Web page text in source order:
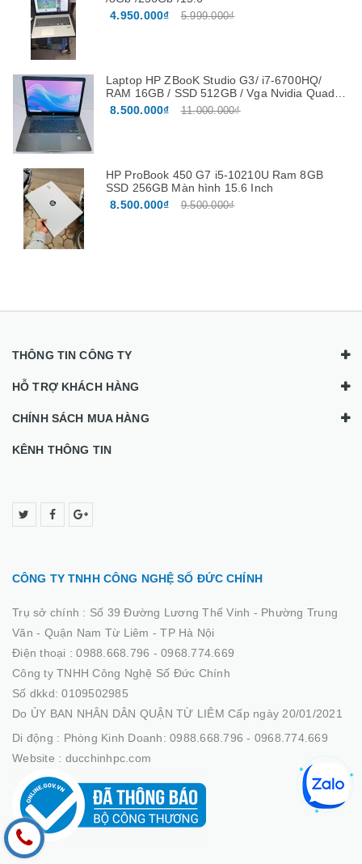
4.950.000₫
5.999.000₫
Laptop HP ZBooK Studio G3/ i7-6700HQ/
RAM 16GB / SSD 512GB / Vga Nvidia Quadro
M1000M 4G màn 15.6”FHD
8.500.000₫ 11.000.000₫
HP ProBook 450 G7 i5-10210U Ram 8GB
SSD 256GB Màn hình 15.6 Inch
8.500.000₫
9.500.000₫
THÔNG TIN CÔNG TY
HỖ TRỢ KHÁCH HÀNG
CHÍNH SÁCH MUA HÀNG
KÊNH THÔNG TIN
CÔNG TY TNHH CÔNG NGHỆ SỐ ĐỨC CHÍNH
Trụ sở chính : Số 39 Đường Lương Thế Vinh - Phường Trung
Văn - Quận Nam Từ Liêm - TP Hà Nội
Điện thoại :0988.668.796 - 0968.774.669
Công ty TNHH Công Nghệ Số Đức Chính
Số dkkd: 0109502985
Do ỦY BAN NHÂN DÂN QUẬN TỪ LIÊM Cấp ngày 20/01/2021
Di động : Phòng Kinh Doanh: 0988.668.796 - 0968.774.669
Website : ducchinhpc.com